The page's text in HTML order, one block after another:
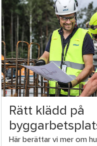
Rätt klädd på
Här berättar vi mer om